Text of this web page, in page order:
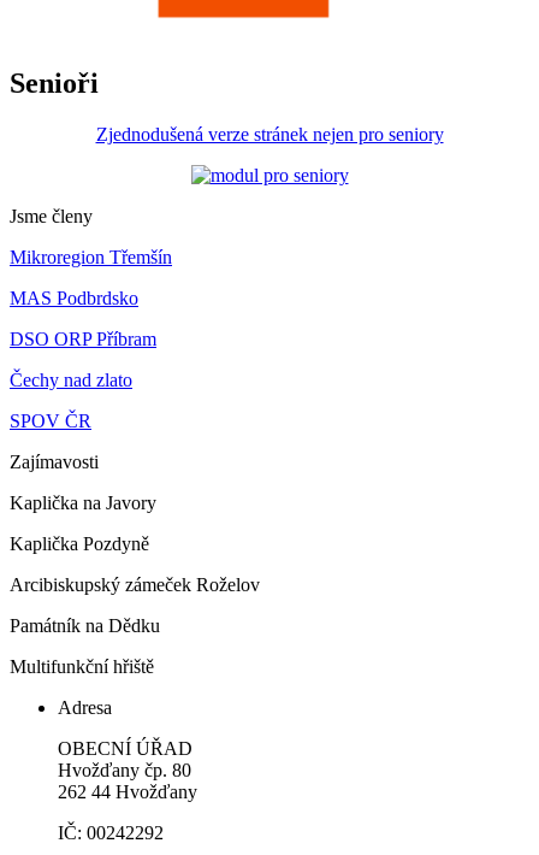
Senioři
Zjednodušená verze stránek nejen pro seniory
Jsme členy
Mikroregion Třemšín
MAS Podbrdsko
DSO ORP Příbram
Čechy nad zlato
SPOV ČR
Zajímavosti
Kaplička na Javory
Kaplička Pozdyně
Arcibiskupský zámeček Roželov
Památník na Dědku
Multifunkční hřiště
Adresa
OBECNÍ ÚŘAD
Hvožďany čp. 80
262 44 Hvožďany
IČ: 00242292